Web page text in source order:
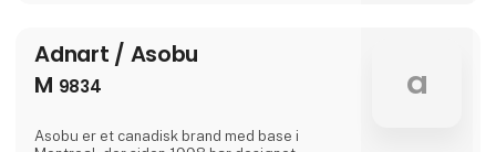
Adnart / Asobu
M 9834
Asobu er et canadisk brand med base i
a